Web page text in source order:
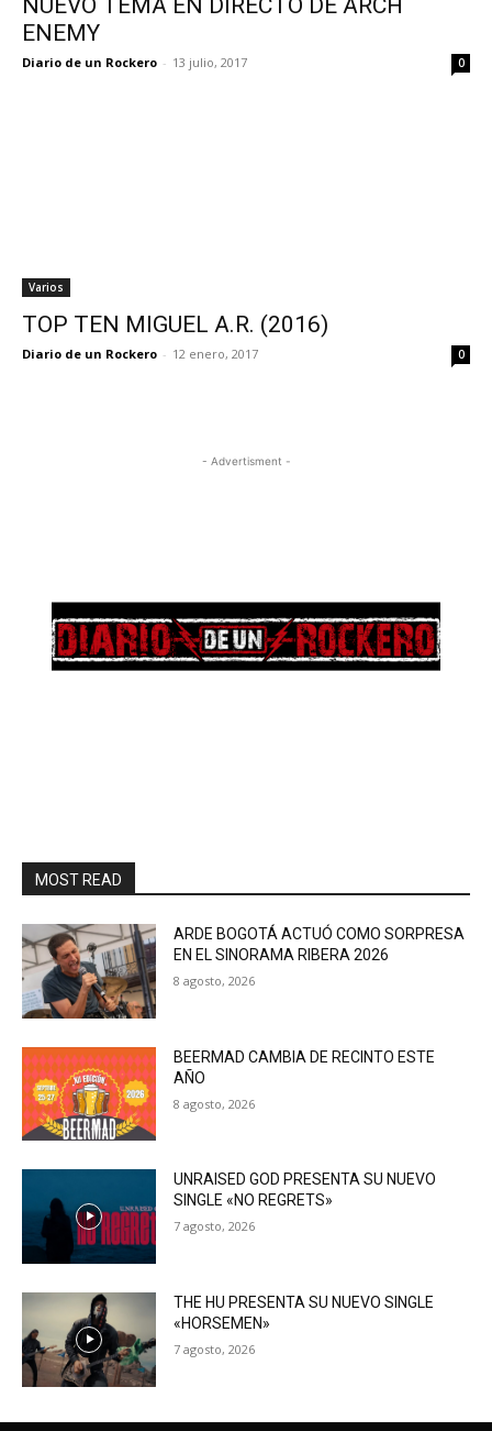
NUEVO TEMA EN DIRECTO DE ARCH
ENEMY
Diario de un Rockero - 13 julio, 2017 0
Varios
TOP TEN MIGUEL A.R. (2016)
Diario de un Rockero - 12 enero, 2017 0
- Advertisment -
MOST READ
ARDE BOGOTÁ ACTUÓ COMO SORPRESA
EN EL SINORAMA RIBERA 2026
8 agosto, 2026
BEERMAD CAMBIA DE RECINTO ESTE
AÑO
8 agosto, 2026
UNRAISED GOD PRESENTA SU NUEVO
SINGLE «NO REGRETS»
7 agosto, 2026
THE HU PRESENTA SU NUEVO SINGLE
«HORSEMEN»
7 agosto, 2026